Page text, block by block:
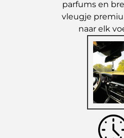
parfums en
vleugje
naar elk